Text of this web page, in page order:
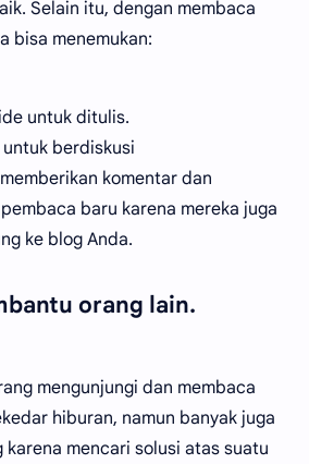
Selain itu, dengan membaca
bisa menemukan:
untuk ditulis.
berdiskusi
komentar dan
baru karena mereka juga
ke blog Anda.
orang lain.
mengunjungi dan membaca
hiburan, namun banyak juga
karena mencari solusi atas suatu